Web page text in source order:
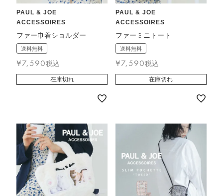
PAUL & JOE
ACCESSOIRES
ファー巾着ショルダー
送料無料
¥7,590税込
在庫切れ
PAUL & JOE
ACCESSOIRES
ファーミニトート
送料無料
¥7,590税込
在庫切れ